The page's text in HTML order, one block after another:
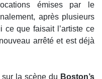
émises par le
après plusieurs
ce que faisait l’artiste ce
arrêté et est déjà
la scène du Boston’s